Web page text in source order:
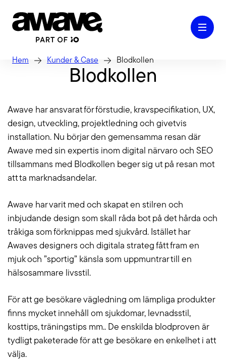
Hem Kunder & Case Blodkollen
Case
Våra tjänster
Kontakt
Kunskap & Inspiration
Blogg
Lediga jobb
Om oss
Blodkollen
Awave har ansvarat för förstudie, kravspecifikation, UX,
design, utveckling, projektledning och givetvis
installation. Nu börjar den gemensamma resan där
Awave med sin expertis inom digital närvaro och SEO
tillsammans med Blodkollen beger sig ut på resan mot
att ta marknadsandelar.
Awave har varit med och skapat en stilren och
inbjudande design som skall råda bot på det hårda och
tråkiga som förknippas med sjukvård. Istället har
Awaves designers och digitala strateg fått fram en
mjuk och ”sportig” känsla som uppmuntrar till en
hälsosammare livsstil.
För att ge besökare vägledning om lämpliga produkter
finns mycket innehåll om sjukdomar, levnadsstil,
kosttips, träningstips mm.. De enskilda blodproven är
tydligt paketerade för att ge besökare en enkelhet i att
välja.